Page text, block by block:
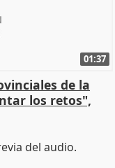
01:37
de la
los retos",